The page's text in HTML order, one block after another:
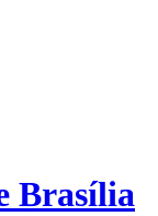
Brasília